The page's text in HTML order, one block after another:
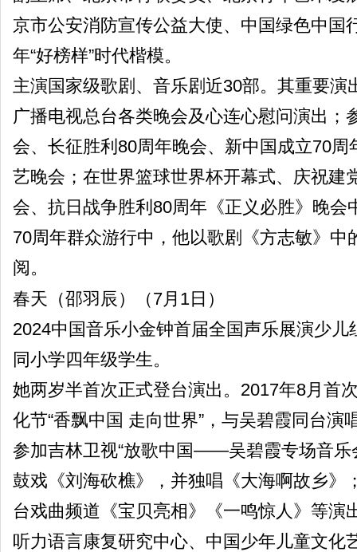
京市公安消防宣传公益大使、中国绿色中国
年“好榜样”时代楷模。
主演国家级歌剧、音乐剧近30部。其重要演
广播电视总台各类晚会及心连心慰问演出；
会、长征胜利80周年晚会、新中国成立70
艺晚会；在世界篮球世界杯开幕式、庆祝建
会、抗日战争胜利80周年《正义必胜》晚会
70周年群众游行中，他以歌剧《方志敏》中
阅。
春天（邵羽辰）（7月1日）
2024中国音乐小金钟首届全国声乐展演少
同小学四年级学生。
她两岁半首次正式登台演出。2017年8月首
化节“香飘中国 走向世界”，与吴碧霞同台演
参加吉林卫视“放歌中国——吴碧霞专场音乐
鼓戏《刘海砍樵》，并独唱《大海啊故乡》
台戏曲频道《宝贝亮相》《一鸣惊人》等演
听力语言康复研究中心、中国少年儿童文化